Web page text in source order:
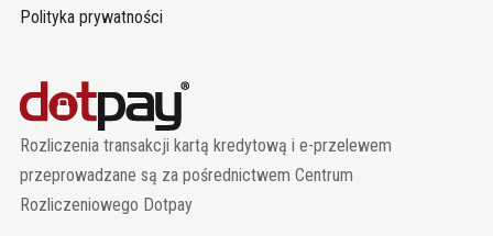
Polityka prywatności
Rozliczenia transakcji kartą kredytową i e-przelewem
przeprowadzane są za pośrednictwem Centrum
Rozliczeniowego Dotpay